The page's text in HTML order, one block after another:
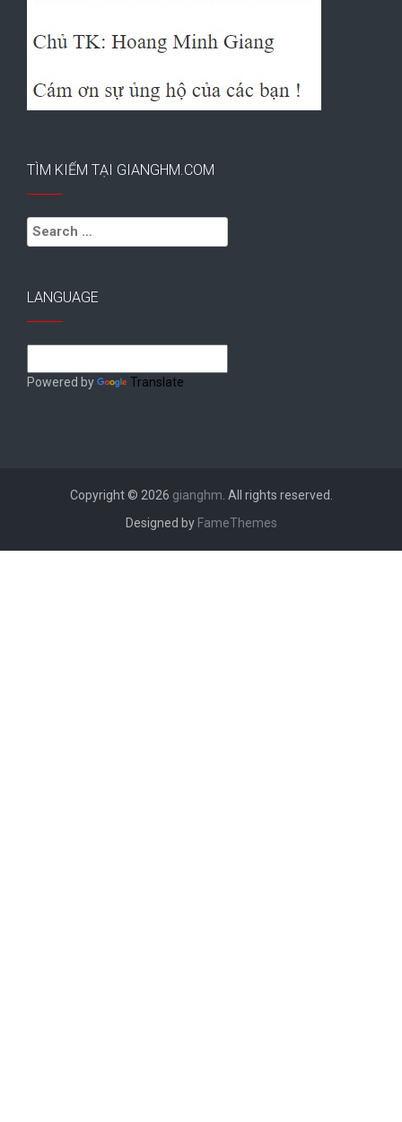
TÌM KIẾM TẠI GIANGHM.COM
Search
for:
LANGUAGE
Powered by Translate
Copyright © 2026 gianghm. All rights reserved.
Designed by FameThemes